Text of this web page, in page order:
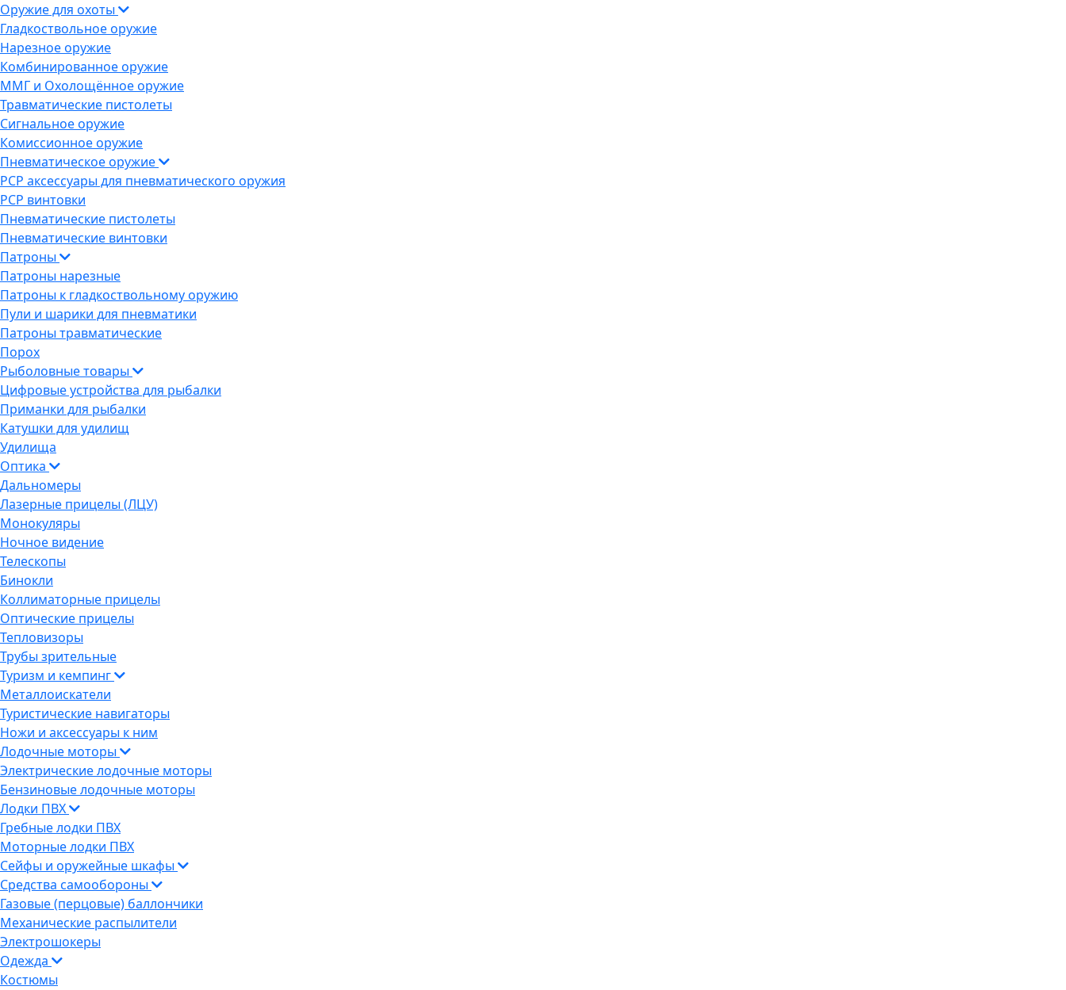
Оружие для охоты
Гладкоствольное оружие
Нарезное оружие
Комбинированное оружие
ММГ и Охолощённое оружие
Травматические пистолеты
Сигнальное оружие
Комиссионное оружие
Пневматическое оружие
PCP аксессуары для пневматического оружия
PCP винтовки
Пневматические пистолеты
Пневматические винтовки
Патроны
Патроны нарезные
Патроны к гладкоствольному оружию
Пули и шарики для пневматики
Патроны травматические
Порох
Рыболовные товары
Цифровые устройства для рыбалки
Приманки для рыбалки
Катушки для удилищ
Удилища
Оптика
Дальномеры
Лазерные прицелы (ЛЦУ)
Монокуляры
Ночное видение
Телескопы
Бинокли
Коллиматорные прицелы
Оптические прицелы
Тепловизоры
Трубы зрительные
Туризм и кемпинг
Металлоискатели
Туристические навигаторы
Ножи и аксессуары к ним
Лодочные моторы
Электрические лодочные моторы
Бензиновые лодочные моторы
Лодки ПВХ
Гребные лодки ПВХ
Моторные лодки ПВХ
Сейфы и оружейные шкафы
Средства самообороны
Газовые (перцовые) баллончики
Механические распылители
Электрошокеры
Одежда
Костюмы